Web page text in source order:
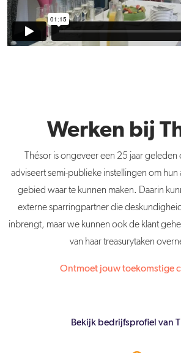
Werken bij
Thésor is ongeveer een 25 jaar
adviseert semi-publieke instellingen om hun
gebied waar te kunnen maken. Daarin
externe sparringpartner die
inbrengt, maar we kunnen ook de klant
van haar treasurytaken
Ontmoet jouw toekomstige
Bekijk bedrijfsprofiel van